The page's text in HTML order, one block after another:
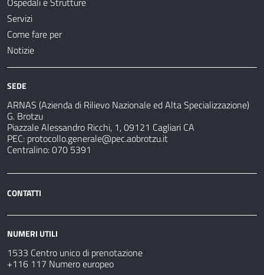
Servizi
Come fare per
Notizie
SEDE
ARNAS (Azienda di Rilievo Nazionale ed Alta Specializzazione)
G. Brotzu
Piazzale Alessandro Ricchi, 1, 09121 Cagliari CA
PEC: protocollo.generale@pec.aobrotzu.it
Centralino: 070 5391
CONTATTI
NUMERI UTILI
1533 Centro unico di prenotazione
+116 117 Numero europeo